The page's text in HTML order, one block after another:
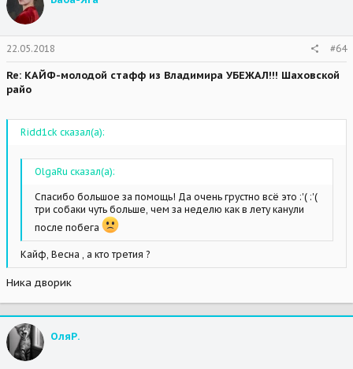
22.05.2018 #64
Re: КАЙФ-молодой стафф из Владимира УБЕЖАЛ!!! Шаховской
райо
Ridd1ck сказал(а):
OlgaRu сказал(а):
Спасибо большое за помощь! Да очень грустно всё это :'( :'(
три собаки чуть больше, чем за неделю как в лету канули
после побега
Кайф, Весна , а кто третия ?
Ника дворик
ОляР.